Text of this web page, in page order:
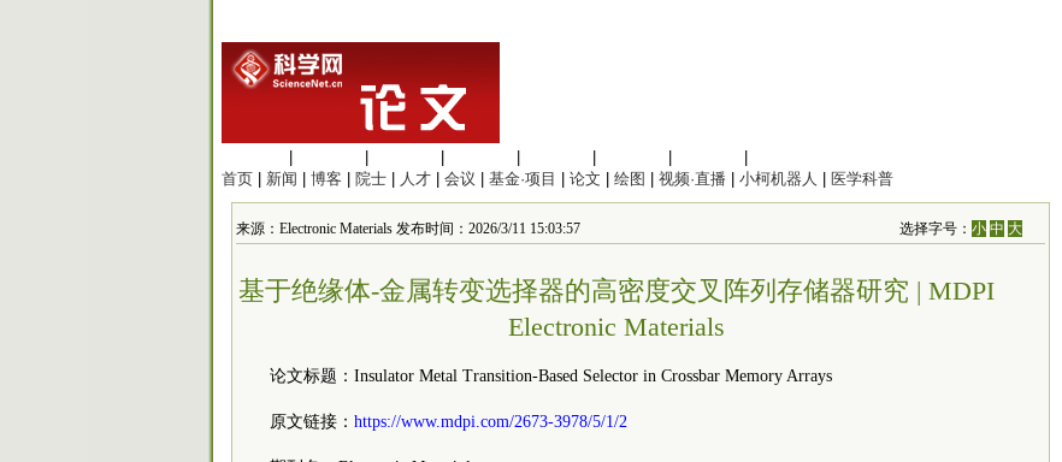
首页
新闻 博客 院士 人才 会议 基金·项目 论文 绘图 视频·直播 小柯机器人 医学科普
来源：Electronic Materials 发布时间：2026/3/11 15:03:57 选择字号：小 中 大
基于绝缘体-金属转变选择器的高密度交叉阵列存储器研究 | MDPI
Electronic Materials
论文标题：Insulator Metal Transition-Based Selector in Crossbar Memory Arrays
原文链接： https://www.mdpi.com/2673-3978/5/1/2